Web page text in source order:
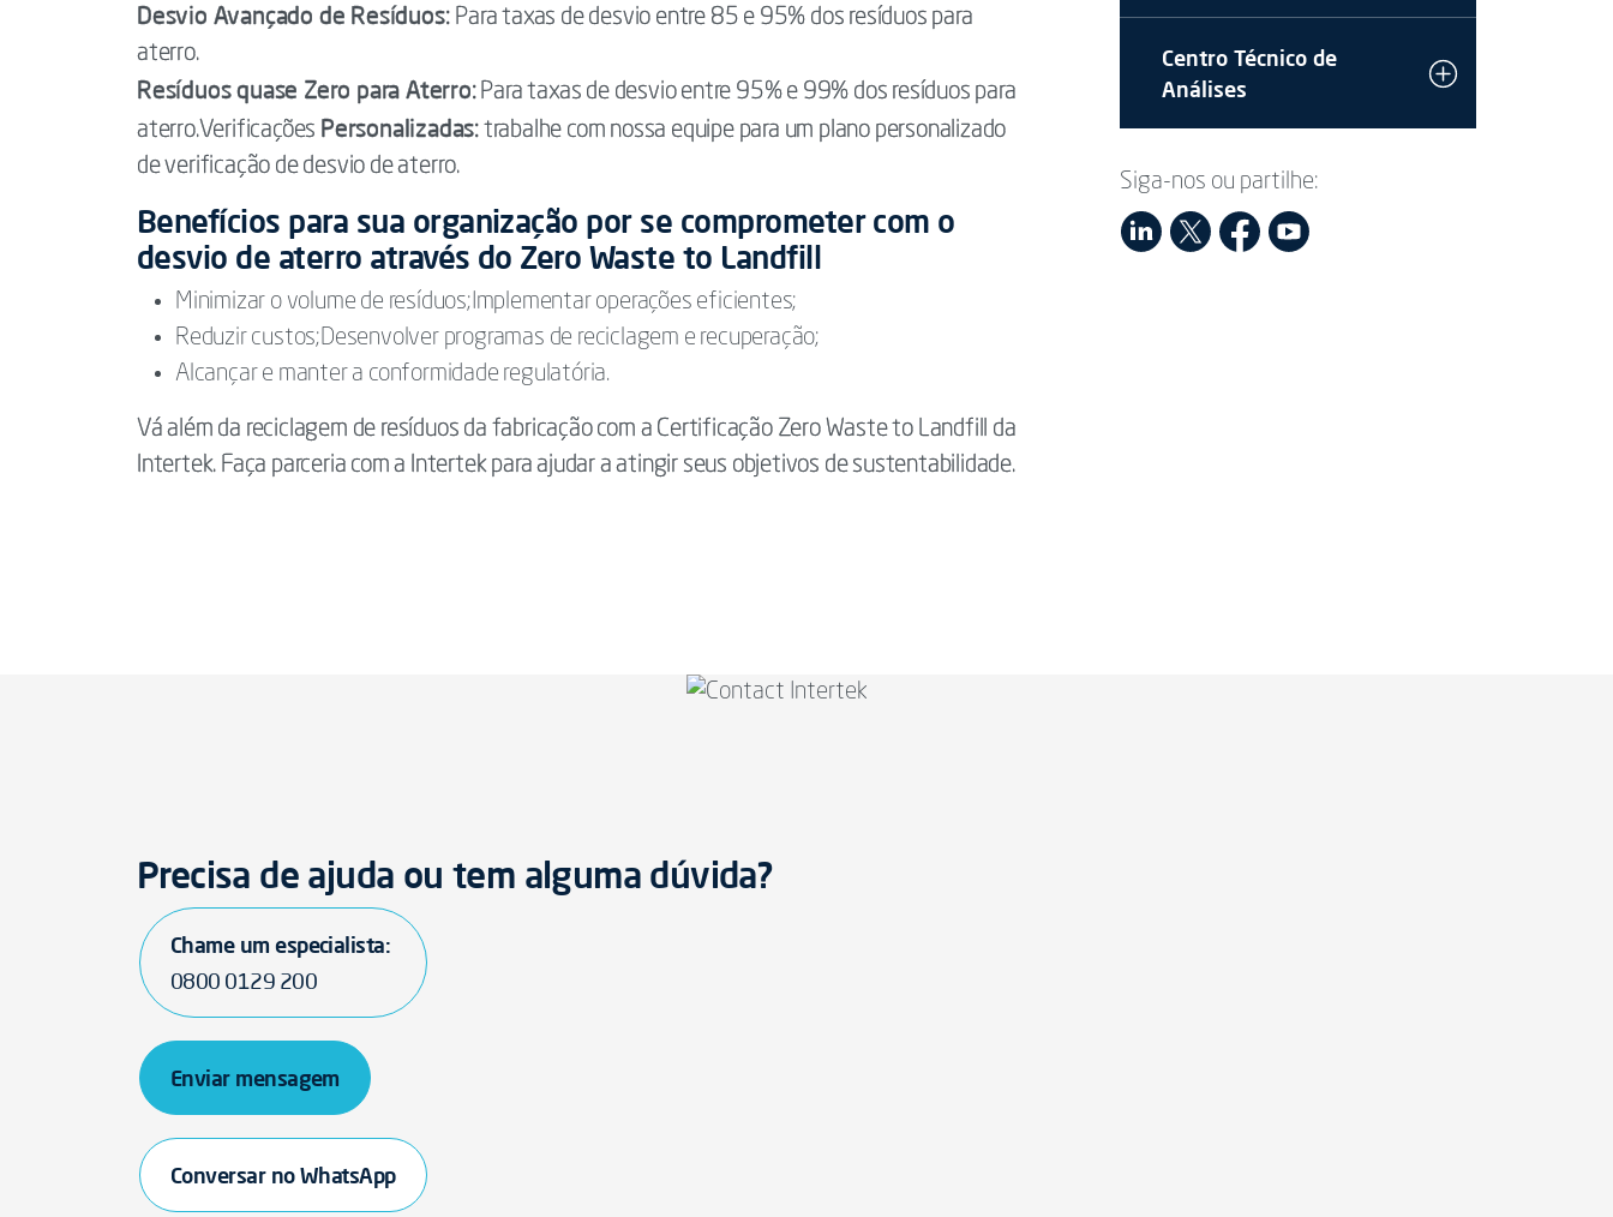
Desvio Avançado de Resíduos: Para taxas de desvio entre 85 e 95% dos resíduos para
aterro.
Resíduos quase Zero para Aterro:Para taxas de desvio entre 95% e 99% dos resíduos para
aterro.Verificações Personalizadas: trabalhe com nossa equipe para um plano personalizado
de verificação de desvio de aterro.
Benefícios para sua organização por se comprometer com o
desvio de aterro através do Zero Waste to Landfill
Minimizar o volume de resíduos;Implementar operações eficientes;
Reduzir custos;Desenvolver programas de reciclagem e recuperação;
Alcançar e manter a conformidade regulatória.
Vá além da reciclagem de resíduos da fabricação com a Certificação Zero Waste to Landfill da
Intertek. Faça parceria com a Intertek para ajudar a atingir seus objetivos de sustentabilidade.
Centro Técnico de
Análises
Siga-nos ou partilhe:
Precisa de ajuda ou tem alguma dúvida?
Chame um especialista:
0800 0129 200
Enviar mensagem
Conversar no WhatsApp